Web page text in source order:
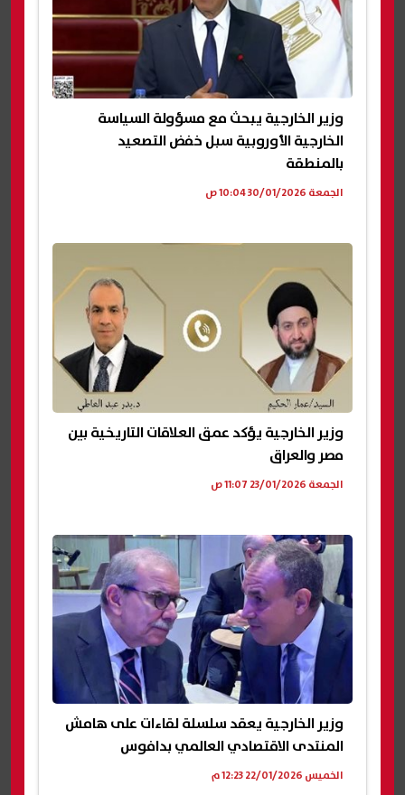
وزير الخارجية يبحث مع مسؤولة السياسة
الخارجية الأوروبية سبل خفض التصعيد
بالمنطقة
الجمعة 30/01/2026 10:04 ص
وزير الخارجية يؤكد عمق العلاقات التاريخية بين
مصر والعراق
الجمعة 23/01/2026 11:07 ص
وزير الخارجية يعقد سلسلة لقاءات على هامش
المنتدى الاقتصادي العالمي بدافوس
الخميس 22/01/2026 12:23 م